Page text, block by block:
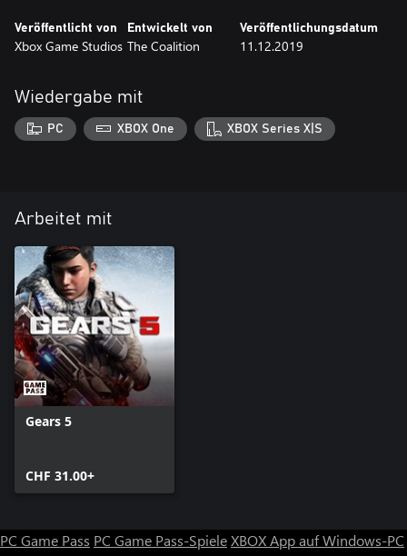
Veröffentlicht von
Xbox Game Studios
Entwickelt von
The Coalition
Veröffentlichungsdatum
11.12.2019
Wiedergabe mit
PC XBOX One XBOX Series X|S
Arbeitet mit
Gears 5
CHF 31.00+
PC Game Pass PC Game Pass-SpieleXBOX App auf Windows-PC